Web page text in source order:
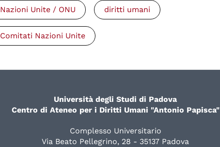
Nazioni Unite / ONU diritti umani
Comitati Nazioni Unite
Università degli Studi di Padova
Centro di Ateneo per i Diritti Umani "Antonio Papisca"
Complesso Universitario
Via Beato Pellegrino, 28 - 35137 Padova